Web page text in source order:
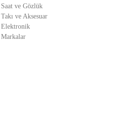
Saat ve Gözlük
Takı ve Aksesuar
Elektronik
Markalar